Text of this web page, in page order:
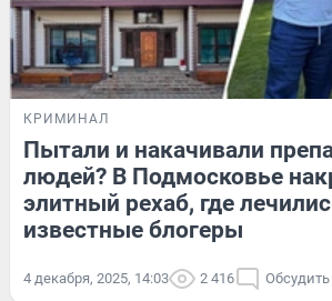
КРИМИНАЛ
Пытали и накачивали
людей? В Подмосковье
элитный рехаб, где
известные блогеры
4 декабря, 2025, 14:03 2 416 Обсудить